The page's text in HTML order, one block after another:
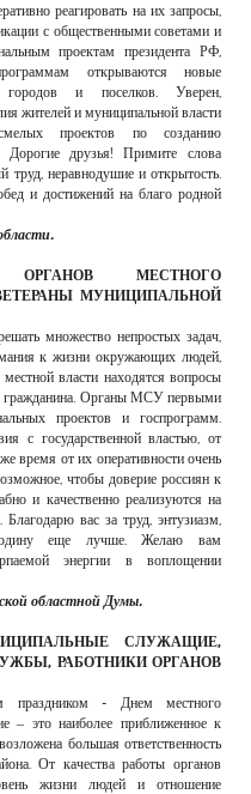
реагировать на их запросы,
с общественными советами и
проектам президента РФ,
открываются новые
и поселков. Уверен,
жителей и муниципальной власти
проектов по созданию
Дорогие друзья! Примите слова
труд, неравнодушие и открытость.
и достижений на благо родной
МЕСТНОГО
МУНИЦИПАЛЬНОЙ
множество непростых задач,
к жизни окружающих людей,
власти находятся вопросы
гражданина. Органы МСУ первыми
проектов и госпрограмм.
с государственной властью, от
время от их оперативности очень
чтобы доверие россиян к
и качественно реализуются на
вас за труд, энтузиазм,
еще лучше. Желаю вам
энергии в воплощении
областной Думы.
СЛУЖАЩИЕ,
РАБОТНИКИ ОРГАНОВ
праздником - Днем местного
– это наиболее приближенное к
большая ответственность
От качества работы органов
жизни людей и отношение